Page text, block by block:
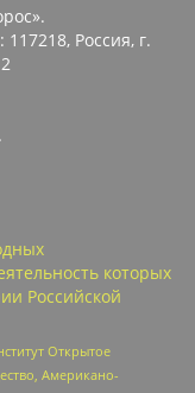
Россия, г.
которых
Российской
Открытое
Американо-